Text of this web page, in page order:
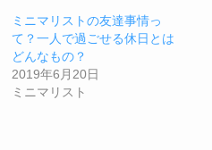
ミニマリストの友達事情っ
て？一人で過ごせる休日とは
どんなもの？
2019年6月20日
ミニマリスト